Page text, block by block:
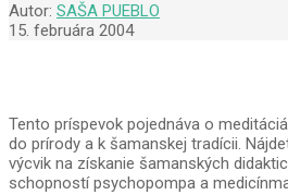
Autor: SAŠA PUEBLO
15. februára 2004
Tento príspevok pojednáva o
do prírody a k šamanskej tradícii.
výcvik na získanie šamanských
schopností psychopompa a